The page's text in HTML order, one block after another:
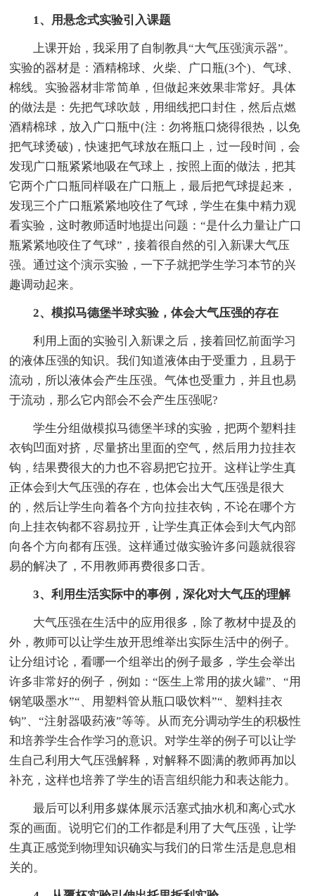
1、 用悬念式实验引入课题
上课开始，我采用了自制教具“大气压强演示器”。
实验的器材是：酒精棉球、火柴、广口瓶(3个)、气球、
棉线。实验器材非常简单，但做起来效果非常好。具体
的做法是：先把气球吹鼓，用细线把口封住，然后点燃
酒精棉球，放入广口瓶中(注：勿将瓶口烧得很热，以免
把气球烫破)，快速把气球放在瓶口上，过一段时间，会
发现广口瓶紧紧地吸在气球上，按照上面的做法，把其
它两个广口瓶同样吸在广口瓶上，最后把气球提起来，
发现三个广口瓶紧紧地咬住了气球，学生在集中精力观
看实验，这时教师适时地提出问题：“是什么力量让广口
瓶紧紧地咬住了气球”，接着很自然的引入新课大气压
强。通过这个演示实验，一下子就把学生学习本节的兴
趣调动起来。
2、模拟马德堡半球实验，体会大气压强的存在
利用上面的实验引入新课之后，接着回忆前面学习
的液体压强的知识。我们知道液体由于受重力，且易于
流动，所以液体会产生压强。气体也受重力，并且也易
于流动，那么它内部会不会产生压强呢?
学生分组做模拟马德堡半球的实验，把两个塑料挂
衣钩凹面对挤，尽量挤出里面的空气，然后用力拉挂衣
钩，结果费很大的力也不容易把它拉开。这样让学生真
正体会到大气压强的存在，也体会出大气压强是很大
的，然后让学生向着各个方向拉挂衣钩，不论在哪个方
向上挂衣钩都不容易拉开，让学生真正体会到大气内部
向各个方向都有压强。这样通过做实验许多问题就很容
易的解决了，不用教师再费很多口舌。
3、利用生活实际中的事例，深化对大气压的理解
大气压强在生活中的应用很多，除了教材中提及的
外，教师可以让学生放开思维举出实际生活中的例子。
让分组讨论，看哪一个组举出的例子最多，学生会举出
许多非常好的例子，例如：“医生上常用的拔火罐”、“用
钢笔吸墨水”“、用塑料管从瓶口吸饮料”“、塑料挂衣
钩”、“注射器吸药液”等等。从而充分调动学生的积极性
和培养学生合作学习的意识。对学生举的例子可以让学
生自己利用大气压强解释，对解释不圆满的教师再加以
补充，这样也培养了学生的语言组织能力和表达能力。
最后可以利用多媒体展示活塞式抽水机和离心式水
泵的画面。说明它们的工作都是利用了大气压强，让学
生真正感觉到物理知识确实与我们的日常生活是息息相
关的。